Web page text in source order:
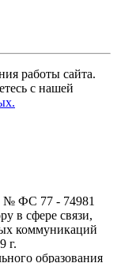
работы сайта.
с нашей
№ ФС 77 - 74981
в сфере связи,
коммуникаций
г.
образования